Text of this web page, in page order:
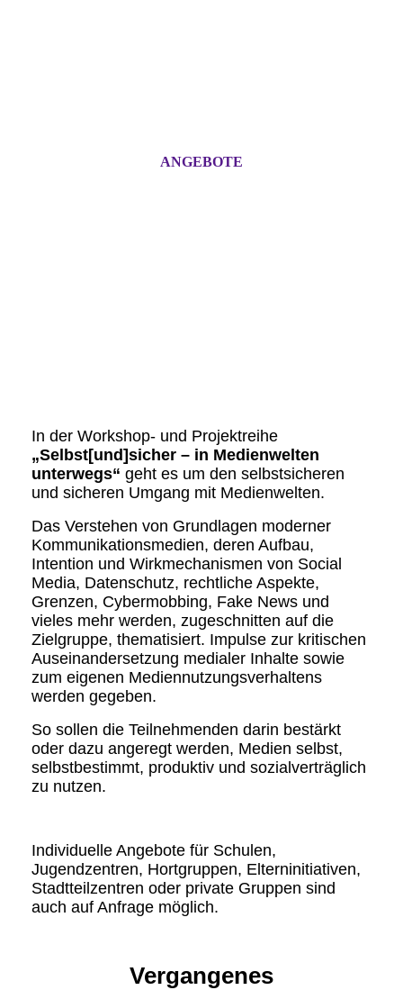
ANGEBOTE
In der Workshop- und Projektreihe
„Selbst[und]sicher – in Medienwelten
unterwegs“ geht es um den selbstsicheren
und sicheren Umgang mit Medienwelten.
Das Verstehen von Grundlagen moderner
Kommunikationsmedien, deren Aufbau,
Intention und Wirkmechanismen von Social
Media, Datenschutz, rechtliche Aspekte,
Grenzen, Cybermobbing, Fake News und
vieles mehr werden, zugeschnitten auf die
Zielgruppe, thematisiert. Impulse zur kritischen
Auseinandersetzung medialer Inhalte sowie
zum eigenen Mediennutzungsverhaltens
werden gegeben.
So sollen die Teilnehmenden darin bestärkt
oder dazu angeregt werden, Medien selbst,
selbstbestimmt, produktiv und sozialverträglich
zu nutzen.
Individuelle Angebote für Schulen,
Jugendzentren, Hortgruppen, Elterninitiativen,
Stadtteilzentren oder private Gruppen sind
auch auf Anfrage möglich.
Vergangenes